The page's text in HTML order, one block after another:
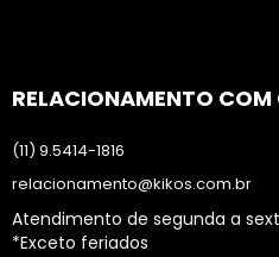
RELACIONAMENTO COM
(11) 9.5414-1816
relacionamento@kikos.com.br
Atendimento de segunda a
*Exceto feriados